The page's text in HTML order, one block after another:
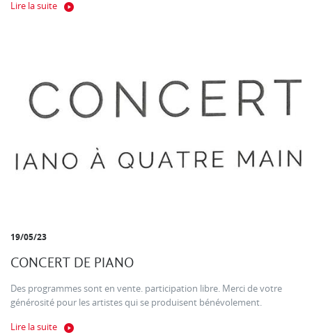
Lire la suite
19/05/23
CONCERT DE PIANO
Des programmes sont en vente. participation libre. Merci de votre
générosité pour les artistes qui se produisent bénévolement.
Lire la suite